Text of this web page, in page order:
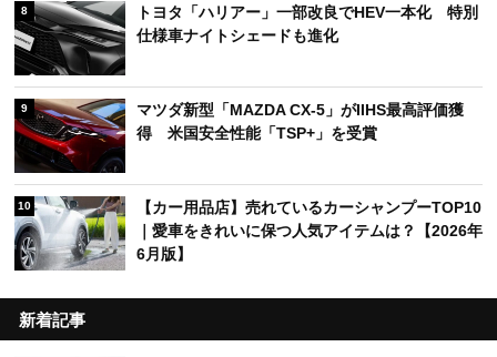
8
トヨタ「ハリアー」一部改良でHEV一本化 特別
仕様車ナイトシェードも進化
9
マツダ新型「MAZDA CX-5」がIIHS最高評価獲
得 米国安全性能「TSP+」を受賞
10
【カー用品店】売れているカーシャンプーTOP10
｜愛車をきれいに保つ人気アイテムは？【2026年
6月版】
新着記事